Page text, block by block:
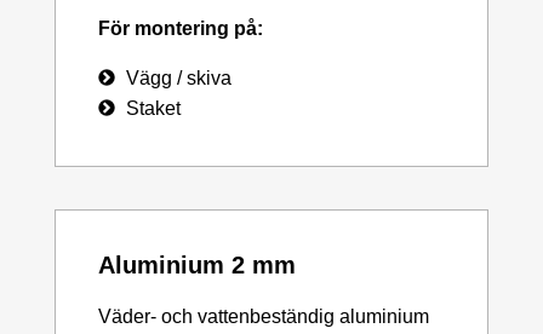
För montering på:
Vägg / skiva
Staket
Aluminium 2 mm
Väder- och vattenbeständig aluminium